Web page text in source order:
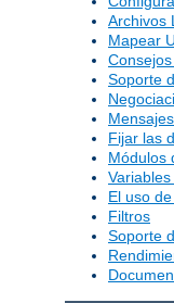
Archivos
Mapear
Soporte
Fijar las
Módulos
El uso
Filtros
Soporte